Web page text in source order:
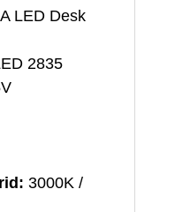
LED Desk
2835
3000K /